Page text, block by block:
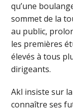
qu’une
sommet de la
au public,
les premières
élevés à tous
dirigeants.
Akl insiste sur
connaître ses